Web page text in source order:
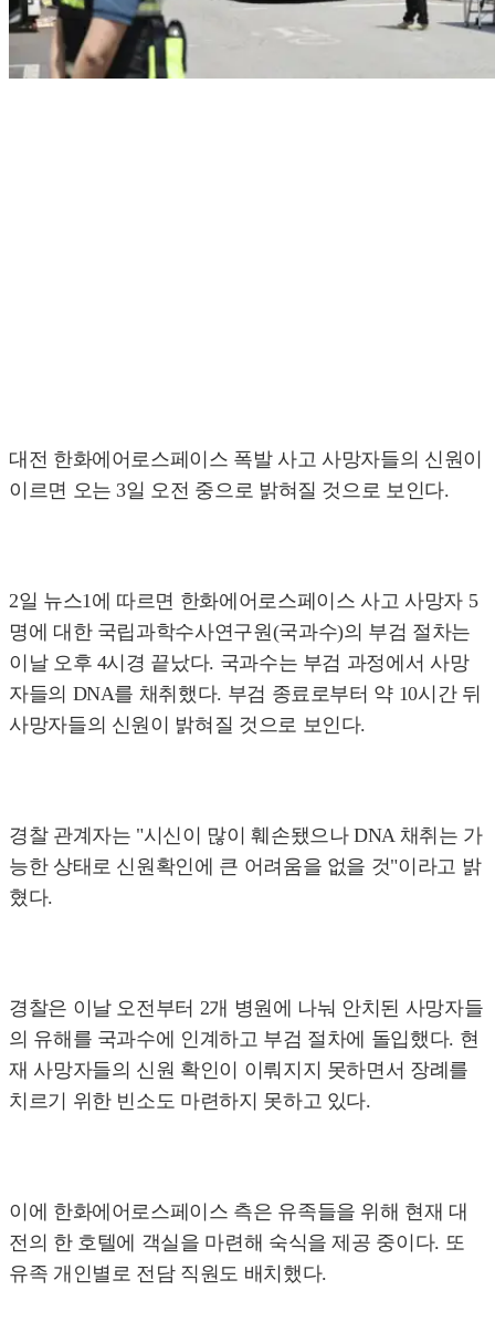
대전 한화에어로스페이스 폭발 사고 사망자들의 신원이
이르면 오는 3일 오전 중으로 밝혀질 것으로 보인다.
2일 뉴스1에 따르면 한화에어로스페이스 사고 사망자 5
명에 대한 국립과학수사연구원(국과수)의 부검 절차는
이날 오후 4시경 끝났다. 국과수는 부검 과정에서 사망
자들의 DNA를 채취했다. 부검 종료로부터 약 10시간 뒤
사망자들의 신원이 밝혀질 것으로 보인다.
경찰 관계자는 "시신이 많이 훼손됐으나 DNA 채취는 가
능한 상태로 신원확인에 큰 어려움을 없을 것"이라고 밝
혔다.
경찰은 이날 오전부터 2개 병원에 나눠 안치된 사망자들
의 유해를 국과수에 인계하고 부검 절차에 돌입했다. 현
재 사망자들의 신원 확인이 이뤄지지 못하면서 장례를
치르기 위한 빈소도 마련하지 못하고 있다.
이에 한화에어로스페이스 측은 유족들을 위해 현재 대
전의 한 호텔에 객실을 마련해 숙식을 제공 중이다. 또
유족 개인별로 전담 직원도 배치했다.